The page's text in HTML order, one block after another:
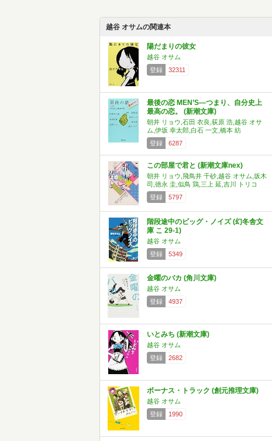
越谷 オサムの関連本
陽だまりの彼女
越谷 オサム
登録
32311
最後の恋 MEN’S―つまり、自分史上
最高の恋。 (新潮文庫)
朝井 リョウ,石田 衣良,荻原 浩,越谷 オサ
ム,伊坂 幸太郎,白石 一文,橋本 紡
登録
6287
この部屋で君と (新潮文庫nex)
朝井 リョウ,飛鳥井 千砂,越谷 オサム,坂木
司,徳永 圭,似鳥 鶏,三上 延,吉川 トリコ
登録
5797
階段途中のビッグ・ノイズ (幻冬舎文
庫 こ 29-1)
越谷 オサム
登録
5349
金曜のバカ (角川文庫)
越谷 オサム
登録
4937
いとみち (新潮文庫)
越谷 オサム
登録
2682
ボーナス・トラック (創元推理文庫)
越谷 オサム
登録
1990